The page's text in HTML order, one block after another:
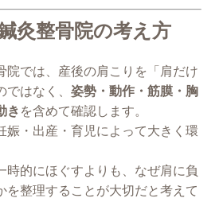
灸整骨院の考え方
院では、産後の肩こりを「肩だけ
ではなく、姿勢・動作・筋膜・胸
き を含めて確認します。
娠・出産・育児によって大きく環
時的にほぐすよりも、なぜ肩に負
を整理することが大切だと考えて